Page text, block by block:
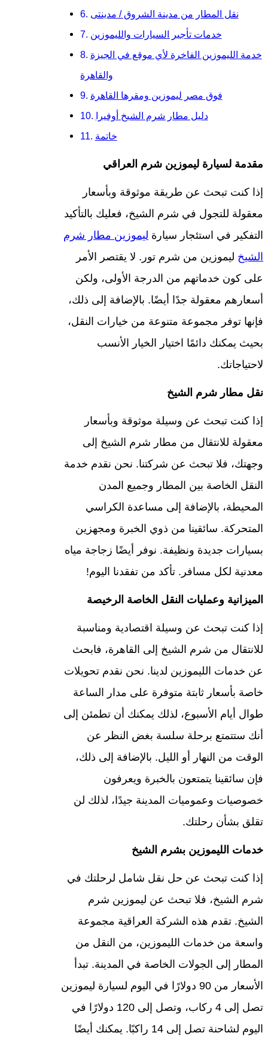
نقل المطار من مدينة الشروق / مدينتى
خدمات تأجير السيارات والليموزين
خدمة الليموزين الفاخرة لأي موقع في الجيزة
والقاهرة
فوق مصر ليموزين ومقرها القاهرة
دليل مطار شرم الشيخ أوفيرا
خاتمة
مقدمة لسيارة ليموزين شرم العراقي
إذا كنت تبحث عن طريقة موثوقة وبأسعار
معقولة للتجول في شرم الشيخ، فعليك بالتأكيد
التفكير في استئجار سيارة ليموزين مطار شرم
الشيخ ليموزين من شرم تور. لا يقتصر الأمر
على كون خدماتهم من الدرجة الأولى، ولكن
أسعارهم معقولة جدًا أيضًا. بالإضافة إلى ذلك،
فإنها توفر مجموعة متنوعة من خيارات النقل،
بحيث يمكنك دائمًا اختيار الخيار الأنسب
لاحتياجاتك.
نقل مطار شرم الشيخ
إذا كنت تبحث عن وسيلة موثوقة وبأسعار
معقولة للانتقال من مطار شرم الشيخ إلى
وجهتك، فلا تبحث عن شركتنا. نحن نقدم خدمة
النقل الخاصة بين المطار وجميع المدن
المحيطة، بالإضافة إلى مساعدة الكراسي
المتحركة. سائقينا من ذوي الخبرة ومجهزين
بسيارات جديدة ونظيفة. نوفر أيضًا زجاجة مياه
معدنية لكل مسافر. تأكد من تفقدنا اليوم!
الميزانية وعمليات النقل الخاصة الرخيصة
إذا كنت تبحث عن وسيلة اقتصادية ومناسبة
للانتقال من شرم الشيخ إلى القاهرة، فابحث
عن خدمات الليموزين لدينا. نحن نقدم تحويلات
خاصة بأسعار ثابتة متوفرة على مدار الساعة
طوال أيام الأسبوع، لذلك يمكنك أن تطمئن إلى
أنك ستتمتع برحلة سلسة بغض النظر عن
الوقت من النهار أو الليل. بالإضافة إلى ذلك،
فإن سائقينا يتمتعون بالخبرة ويعرفون
خصوصيات وعموميات المدينة جيدًا، لذلك لن
تقلق بشأن رحلتك.
خدمات الليموزين بشرم الشيخ
إذا كنت تبحث عن حل نقل شامل لرحلتك في
شرم الشيخ، فلا تبحث عن ليموزين شرم
الشيخ. تقدم هذه الشركة العراقية مجموعة
واسعة من خدمات الليموزين، من النقل من
المطار إلى الجولات الخاصة في المدينة. تبدأ
الأسعار من 90 دولارًا في اليوم لسيارة ليموزين
تصل إلى 4 ركاب، وتصل إلى 120 دولارًا في
اليوم لشاحنة تصل إلى 14 راكبًا. يمكنك أيضًا